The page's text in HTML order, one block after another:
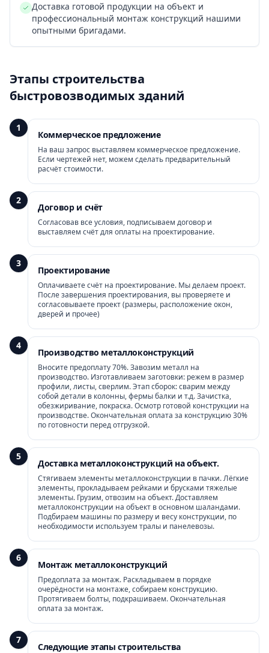
Доставка готовой продукции на объект и
профессиональный монтаж конструкций нашими
опытными бригадами.
Этапы строительства
быстровозводимых зданий
1
Коммерческое предложение
На ваш запрос выставляем коммерческое предложение.
Если чертежей нет, можем сделать предварительный
расчёт стоимости.
2
Договор и счёт
Согласовав все условия, подписываем договор и
выставляем счёт для оплаты на проектирование.
3
Проектирование
Оплачиваете счёт на проектирование. Мы делаем проект.
После завершения проектирования, вы проверяете и
согласовываете проект (размеры, расположение окон,
дверей и прочее)
4
Производство металлоконструкций
Вносите предоплату 70%. Завозим металл на
производство. Изготавливаем заготовки: режем в размер
профили, листы, сверлим. Этап сборок: сварим между
собой детали в колонны, фермы балки и т.д. Зачистка,
обезжиривание, покраска. Осмотр готовой конструкции на
производстве. Окончательная оплата за конструкцию 30%
по готовности перед отгрузкой.
5
Доставка металлоконструкций на объект.
Стягиваем элементы металлоконструкции в пачки. Лёгкие
элементы, прокладываем рейками и брусками тяжелые
элементы. Грузим, отвозим на объект. Доставляем
металлоконструкции на объект в основном шаландами.
Подбираем машины по размеру и весу конструкции, по
необходимости используем тралы и панелевозы.
6
Монтаж металлоконструкций
Предоплата за монтаж. Раскладываем в порядке
очерёдности на монтаже, собираем конструкцию.
Протягиваем болты, подкрашиваем. Окончательная
оплата за монтаж.
7
Следующие этапы строительства